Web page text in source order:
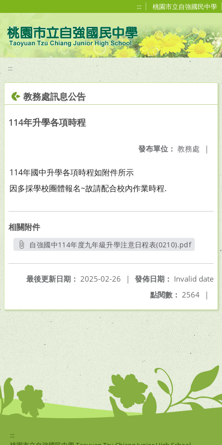
::: 桃園市立自強國民中學
:::
教務處訊息公告
114年升學各項時程
發布單位： 教務處 |
114年國中升學各項時程如附件所示
因多採學校團體報名~故請配合校內作業時程.
相關附件
自強國中114年度九年級升學注意日程表(0210).pdf
發佈日期： Invalid date
最後更新日期： 2025-02-26
|
點閱數： 2564 |
:::